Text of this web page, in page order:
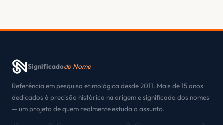
Significadodo Nome
Referência em pesquisa etimológica desde 2011. Mais de 15 anos
dedicados à precisão histórica na origem e significado dos nomes
— um projeto de quem realmente estuda o assunto.